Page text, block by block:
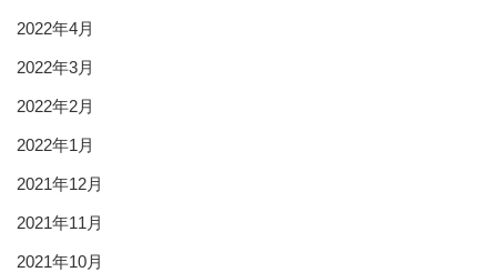
2022年4月
2022年3月
2022年2月
2022年1月
2021年12月
2021年11月
2021年10月